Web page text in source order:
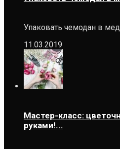
Упаковать чемодан в
11.03.2019
Мастер-класс:
руками!...